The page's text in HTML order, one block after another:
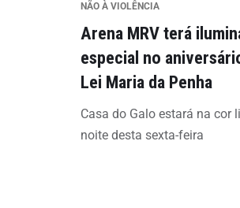
NÃO À VIOLÊNCIA
Arena MRV terá
especial no
Lei Maria da Penha
Casa do Galo estará na cor
noite desta sexta-feira